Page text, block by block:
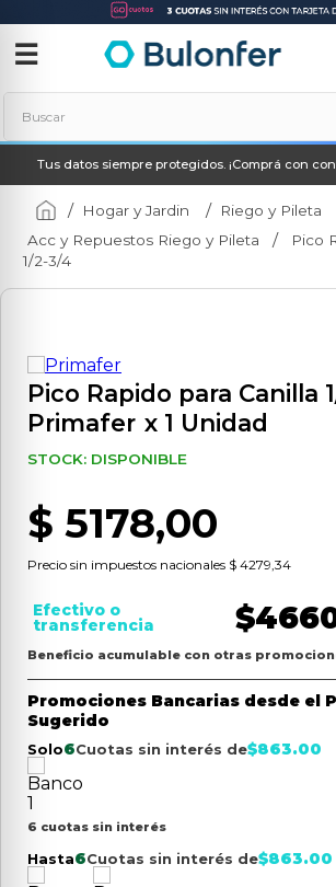
☰
Buscar
Tus datos siempre protegidos. ¡Comprá con
Hogar y Jardin
Riego y Pileta
Acc y Repuestos Riego y Pileta
Pico
1/2-3/4
Pico Rapido para Canilla
Primafer x 1 Unidad
STOCK: DISPONIBLE
$ 5178,00
Precio sin impuestos nacionales $ 4279,34
Efectivo o
transferencia $
Beneficio acumulable con otras
Promociones Bancarias desde el
Sugerido
Solo6Cuotas sin interés de$863.00
6 cuotas sin interés
Hasta6Cuotas sin interés de$863.00
Términos más buscados
1.
soldadora
2.
neo
3.
combos
5.
taladro
6.
hidrolavadora
.
multicortadora
9.
aspiradora